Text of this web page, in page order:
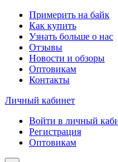
Примерить на байк
Как купить
Узнать больше о нас
Отзывы
Новости и обзоры
Оптовикам
Контакты
Личный кабинет
Войти в личный
Регистрация
Оптовикам